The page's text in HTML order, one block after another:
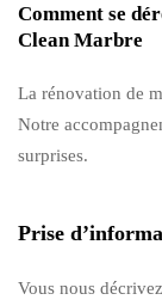
Comment se
Clean Marbre
La rénovation de
Notre
surprises.
Prise
Vous nous